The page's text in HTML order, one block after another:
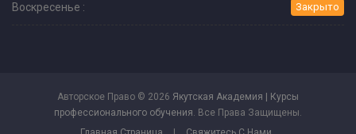
Воскресенье : Закрыто
Авторское Право © 2026 Якутская Академия | Курсы
профессионального обучения. Все Права Защищены.